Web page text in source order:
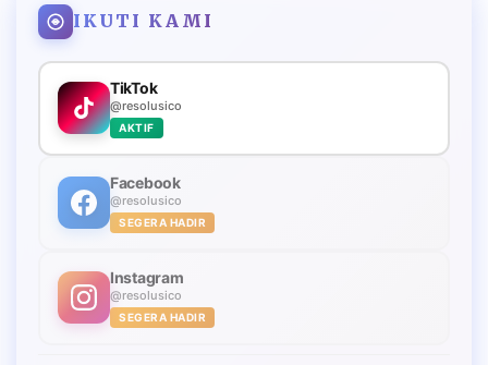
IKUTI KAMI
TikTok
@resolusico
AKTIF
Facebook
@resolusico
SEGERA HADIR
Instagram
@resolusico
SEGERA HADIR